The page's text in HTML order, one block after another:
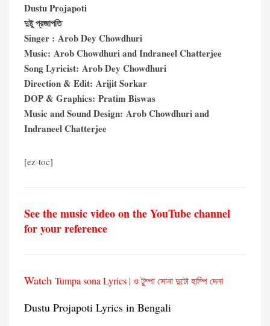
Dustu Projapoti
দুষ্টু প্রজাপতি
Singer : Arob Dey Chowdhuri
Music: Arob Chowdhuri and Indraneel Chatterjee
Song Lyricist: Arob Dey Chowdhuri
Direction & Edit: Arijit Sorkar
DOP & Graphics: Pratim Biswas
Music and Sound Design: Arob Chowdhuri and
Indraneel Chatterjee
[ez-toc]
See the music video on the YouTube channel
for your reference
Watch Tumpa sona Lyrics | ও টুম্পা সোনা দুটো হাম্পি দেনা
Dustu Projapoti Lyrics in Bengali